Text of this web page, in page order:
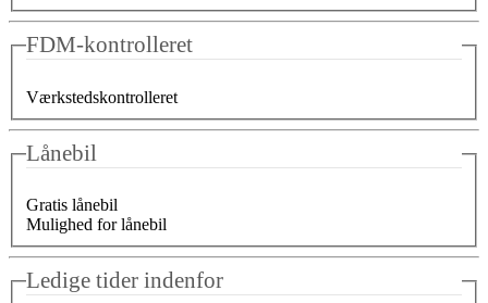
FDM-kontrolleret
Værkstedskontrolleret
Lånebil
Gratis lånebil
Mulighed for lånebil
Ledige tider indenfor